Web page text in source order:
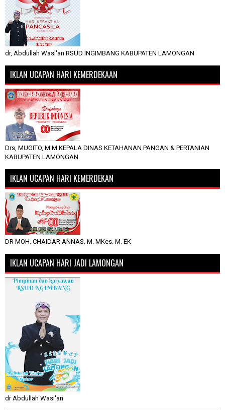
dr, Abdullah Wasi'an RSUD INGIMBANG KABUPATEN LAMONGAN
IKLAN UCAPAN HARI KEMERDEKAAN
Drs, MUGITO, M.M KEPALA DINAS KETAHANAN PANGAN & PERTANIAN
KABUPATEN LAMONGAN
IKLAN UCAPAN HARI KEMERDEKAN
DR MOH. CHAIDAR ANNAS. M. MKes. M. EK
IKLAN UCAPAN HARI JADI LAMONGAN
dr Abdullah Wasi'an